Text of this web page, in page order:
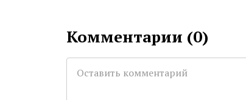
Комментарии (0)